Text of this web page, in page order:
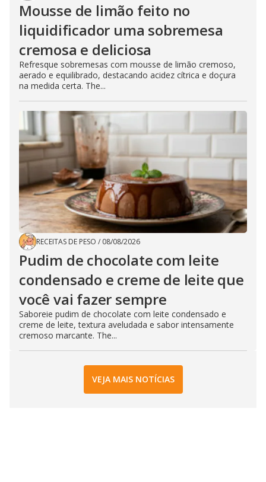
Mousse de limão feito no
liquidificador uma sobremesa
cremosa e deliciosa
Refresque sobremesas com mousse de limão cremoso,
aerado e equilibrado, destacando acidez cítrica e doçura
na medida certa. The...
RECEITAS DE PESO / 08/08/2026
Pudim de chocolate com leite
condensado e creme de leite que
você vai fazer sempre
Saboreie pudim de chocolate com leite condensado e
creme de leite, textura aveludada e sabor intensamente
cremoso marcante. The...
VEJA MAIS NOTÍCIAS